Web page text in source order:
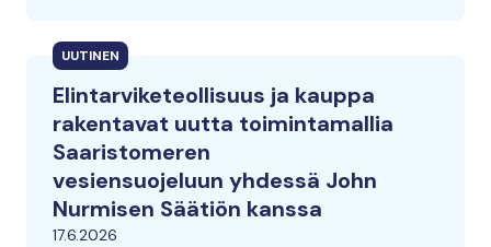
UUTINEN
Elintarviketeollisuus ja kauppa
rakentavat uutta toimintamallia
Saaristomeren
vesiensuojeluun yhdessä John
Nurmisen Säätiön kanssa
17.6.2026